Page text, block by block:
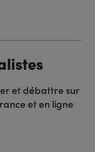
et débattre sur
et en ligne